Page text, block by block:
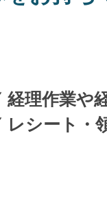
経理作業や
レシート・